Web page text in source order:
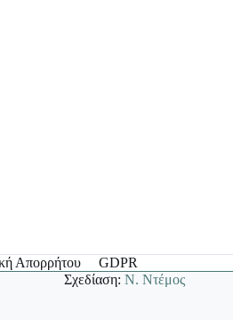
Απορρήτου
GDPR
Σχεδίαση:Ν. Ντέμος